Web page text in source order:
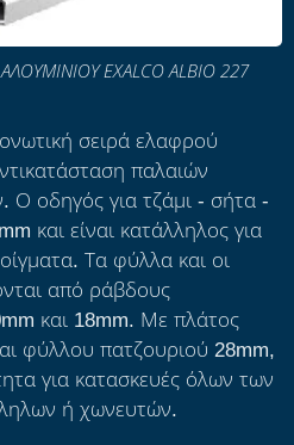
EXALCO ALBIO 227
σειρά ελαφρού
παλαιών
οδηγός για τζάμι - σήτα -
και είναι κατάλληλος για
Τα φύλλα και οι
από ράβδους
και 18mm. Με πλάτος
φύλλου πατζουριού 28mm,
για κατασκευές όλων των
ή χωνευτών.